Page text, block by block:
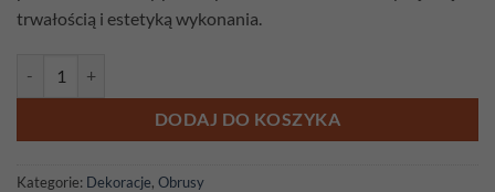
trwałością i estetyką wykonania.
DODAJ DO KOSZYKA
Kategorie: Dekoracje, Obrusy